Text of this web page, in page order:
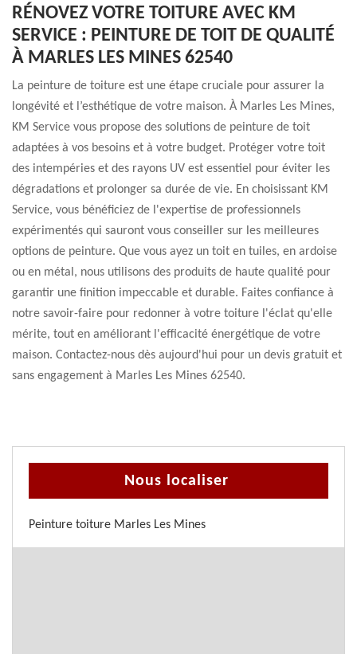
RÉNOVEZ VOTRE TOITURE AVEC KM
SERVICE : PEINTURE DE TOIT DE QUALITÉ
À MARLES LES MINES 62540
La peinture de toiture est une étape cruciale pour assurer la
longévité et l’esthétique de votre maison. À Marles Les Mines,
KM Service vous propose des solutions de peinture de toit
adaptées à vos besoins et à votre budget. Protéger votre toit
des intempéries et des rayons UV est essentiel pour éviter les
dégradations et prolonger sa durée de vie. En choisissant KM
Service, vous bénéficiez de l'expertise de professionnels
expérimentés qui sauront vous conseiller sur les meilleures
options de peinture. Que vous ayez un toit en tuiles, en ardoise
ou en métal, nous utilisons des produits de haute qualité pour
garantir une finition impeccable et durable. Faites confiance à
notre savoir-faire pour redonner à votre toiture l'éclat qu'elle
mérite, tout en améliorant l'efficacité énergétique de votre
maison. Contactez-nous dès aujourd'hui pour un devis gratuit et
sans engagement à Marles Les Mines 62540.
Nous localiser
Peinture toiture Marles Les Mines